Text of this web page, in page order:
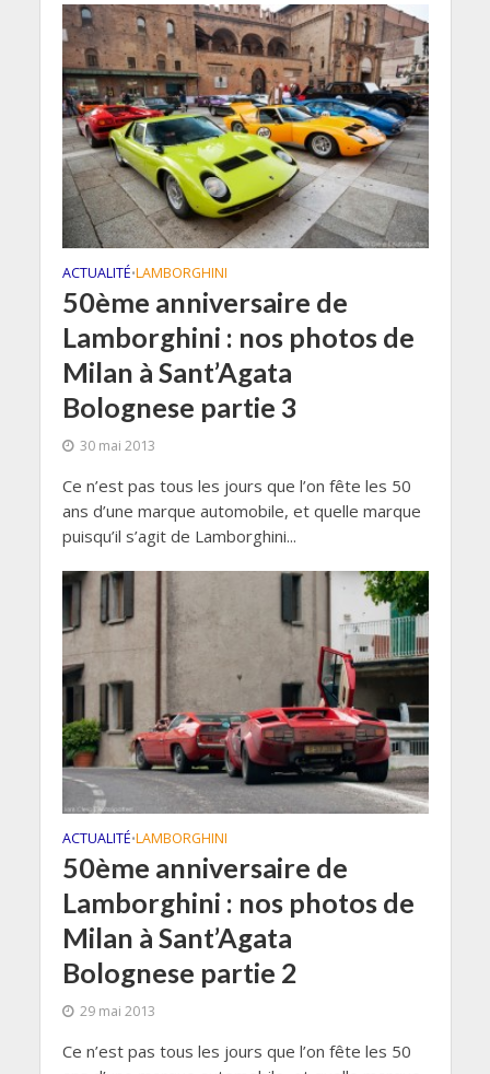
ACTUALITÉ•LAMBORGHINI
50ème anniversaire de
Lamborghini : nos photos de
Milan à Sant’Agata
Bolognese partie 3
30 mai 2013
Ce n’est pas tous les jours que l’on fête les 50
ans d’une marque automobile, et quelle marque
puisqu’il s’agit de Lamborghini...
ACTUALITÉ•LAMBORGHINI
50ème anniversaire de
Lamborghini : nos photos de
Milan à Sant’Agata
Bolognese partie 2
29 mai 2013
Ce n’est pas tous les jours que l’on fête les 50